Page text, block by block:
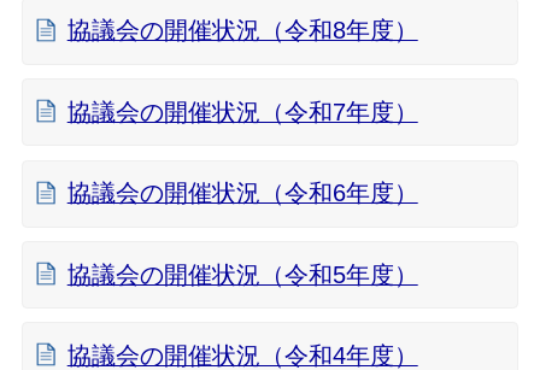
協議会の開催状況（令和8年度）
協議会の開催状況（令和7年度）
協議会の開催状況（令和6年度）
協議会の開催状況（令和5年度）
協議会の開催状況（令和4年度）